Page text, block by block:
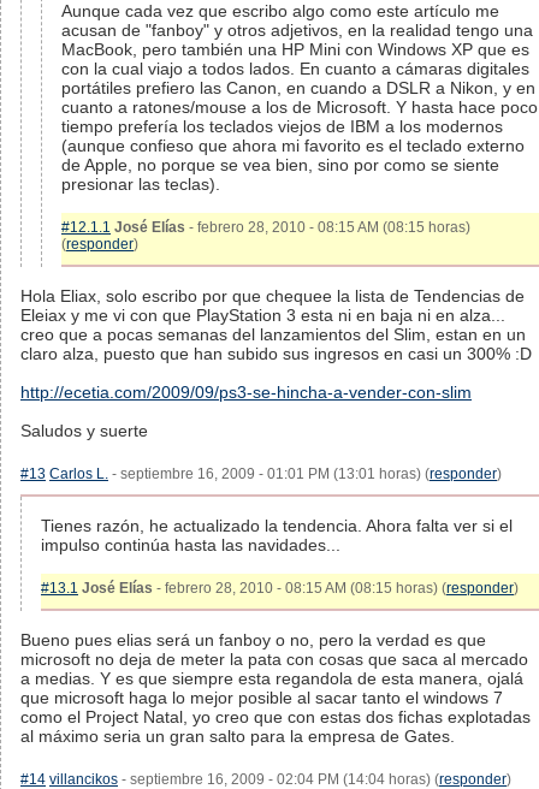
Aunque cada vez que escribo algo como este artículo me
acusan de "fanboy" y otros adjetivos, en la realidad tengo una
MacBook, pero también una HP Mini con Windows XP que es
con la cual viajo a todos lados. En cuanto a cámaras digitales
portátiles prefiero las Canon, en cuando a DSLR a Nikon, y en
cuanto a ratones/mouse a los de Microsoft. Y hasta hace poco
tiempo prefería los teclados viejos de IBM a los modernos
(aunque confieso que ahora mi favorito es el teclado externo
de Apple, no porque se vea bien, sino por como se siente
presionar las teclas).
#12.1.1 José Elías - febrero 28, 2010 - 08:15 AM (08:15 horas)
(responder)
Hola Eliax, solo escribo por que chequee la lista de Tendencias de
Eleiax y me vi con que PlayStation 3 esta ni en baja ni en alza...
creo que a pocas semanas del lanzamientos del Slim, estan en un
claro alza, puesto que han subido sus ingresos en casi un 300% :D
http://ecetia.com/2009/09/ps3-se-hincha-a-vender-con-slim
Saludos y suerte
#13 Carlos L. - septiembre 16, 2009 - 01:01 PM (13:01 horas) (responder)
Tienes razón, he actualizado la tendencia. Ahora falta ver si el
impulso continúa hasta las navidades...
#13.1 José Elías - febrero 28, 2010 - 08:15 AM (08:15 horas) (responder)
Bueno pues elias será un fanboy o no, pero la verdad es que
microsoft no deja de meter la pata con cosas que saca al mercado
a medias. Y es que siempre esta regandola de esta manera, ojalá
que microsoft haga lo mejor posible al sacar tanto el windows 7
como el Project Natal, yo creo que con estas dos fichas explotadas
al máximo seria un gran salto para la empresa de Gates.
#14 villancikos - septiembre 16, 2009 - 02:04 PM (14:04 horas) (responder)